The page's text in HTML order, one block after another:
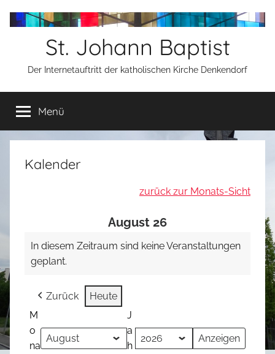
Inhalt
St. Johann Baptist
Der Internetauftritt der katholischen Kirche Denkendorf
Menü
Kalender
zurück zur Monats-Sicht
August 26
In diesem Zeitraum sind keine Veranstaltungen
geplant.
Zurück
Heute
M
o
na
J
a
h